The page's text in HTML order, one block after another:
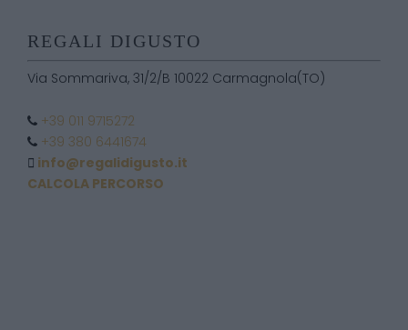
REGALI DIGUSTO
Via Sommariva, 31/2/B 10022 Carmagnola(TO)
+39 011 9715272
+39 380 6441674
info@regalidigusto.it
CALCOLA PERCORSO